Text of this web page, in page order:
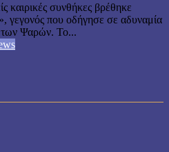
καιρικές συνθήκες βρέθηκε
γεγονός που οδήγησε σε αδυναμία
των Ψαρών. Το...